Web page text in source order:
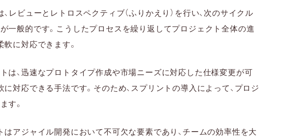
、レビューとレトロスペクティブ（ふりかえり）を行い、次のサイクル
一般的です。こうしたプロセスを繰り返してプロジェクト全体の進
軟に対応できます。
は、迅速なプロトタイプ作成や市場ニーズに対応した仕様変更が可
に対応できる手法です。そのため、スプリントの導入によって、プロジ
す。
はアジャイル開発において不可欠な要素であり、チームの効率性を大